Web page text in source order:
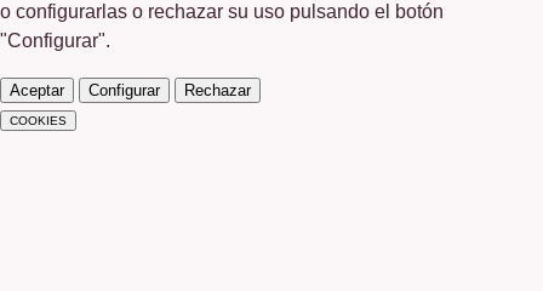
o configurarlas o rechazar su uso pulsando el botón
"Configurar".
Aceptar Configurar Rechazar
COOKIES